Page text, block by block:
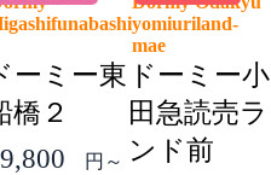
ーミー東
橋２
円～
yomiuriland-
mae
ドーミー小
田急読売ラ
ンド前